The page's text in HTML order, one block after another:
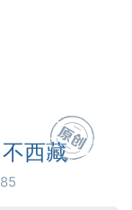
西藏